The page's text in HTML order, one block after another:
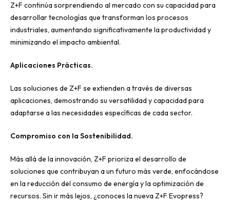
Z+F continúa sorprendiendo al mercado con su capacidad para
desarrollar tecnologías que transforman los procesos
industriales, aumentando significativamente la productividad y
minimizando el impacto ambiental.
Aplicaciones Prácticas.
Las soluciones de Z+F se extienden a través de diversas
aplicaciones, demostrando su versatilidad y capacidad para
adaptarse a las necesidades específicas de cada sector.
Compromiso con la Sostenibilidad.
Más allá de la innovación, Z+F prioriza el desarrollo de
soluciones que contribuyan a un futuro más verde, enfocándose
en la reducción del consumo de energía y la optimización de
recursos. Sin ir más lejos, ¿conoces la nueva Z+F Evopress?